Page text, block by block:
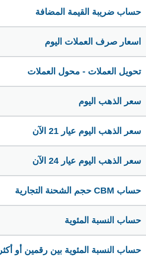
حساب ضريبة القيمة المضافة
اسعار صرف العملات اليوم
تحويل العملات - محول العملات
سعر الذهب اليوم
سعر الذهب اليوم عيار 21 الآن
سعر الذهب اليوم عيار 24 الآن
حساب CBM حجم الشحنة التجارية
حساب النسبة المئوية
حساب النسبة المئوية بين رقمين أو أكثر